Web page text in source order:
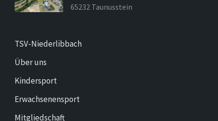
65232 Taunusstein
TSV-Niederlibbach
Über uns
Kindersport
Erwachsenensport
Mitgliedschaft